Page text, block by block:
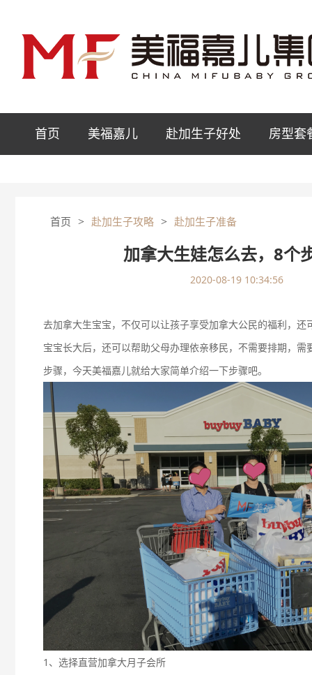
首页 美福嘉儿 赴加生子好处 房型套
首页 > 赴加生子攻略 > 赴加生子准备
加拿大生娃怎么去，8个
2020-08-19 10:34:56
去加拿大生宝宝，不仅可以让孩子享受加拿大公民的福利，还
宝宝长大后，还可以帮助父母办理依亲移民，不需要排期，需
步骤，今天美福嘉儿就给大家简单介绍一下步骤吧。
1、选择直营加拿大月子会所